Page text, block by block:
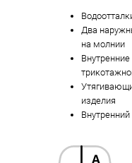
Два
на молнии
изделия